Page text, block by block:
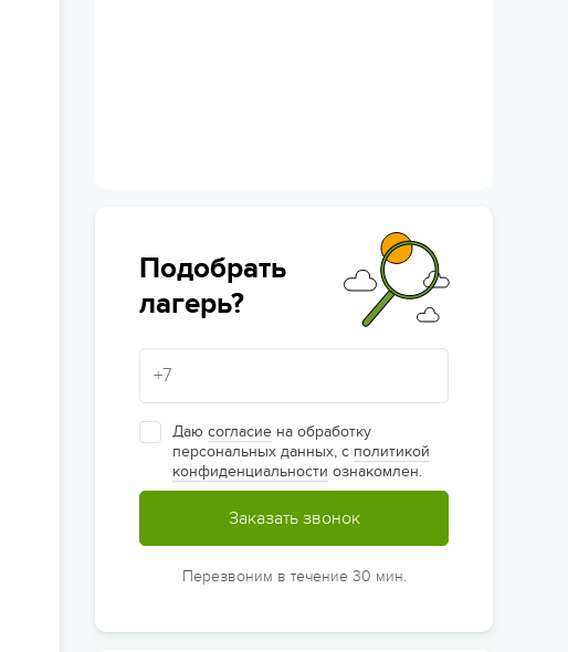
Подобрать
лагерь?
Даю согласие на обработку
персональных данных, с политикой
конфиденциальности ознакомлен.
Заказать звонок
Перезвоним в течение 30 мин.